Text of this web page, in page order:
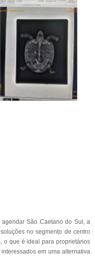
São Caetano do Sul, a
no segmento de centro
o que é ideal para proprietários
em uma alternativa